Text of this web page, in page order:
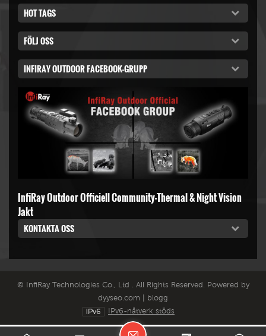
HOT TAGS
FÖLJ OSS
INFIRAY OUTDOOR FACEBOOK-GRUPP
InfiRay Outdoor Officiell Community-Thermal & Night Vision
Jakt
KONTAKTA OSS
© InfiRay Technologies Co., Ltd . All Rights Reserved. Powered by
dyyseo.com
blogg
IPv6-nätverk stöds